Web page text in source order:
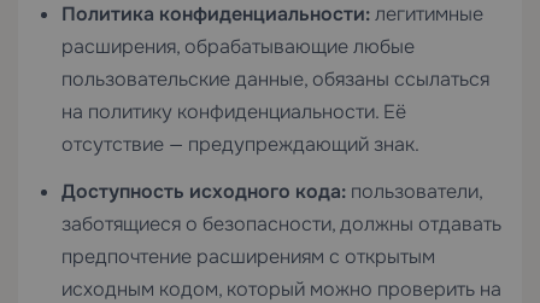
Политика конфиденциальности:легитимные
расширения, обрабатывающие любые
пользовательские данные, обязаны ссылаться
на политику конфиденциальности. Её
отсутствие — предупреждающий знак.
Доступность исходного кода: пользователи,
заботящиеся о безопасности, должны отдавать
предпочтение расширениям с открытым
исходным кодом, который можно проверить на